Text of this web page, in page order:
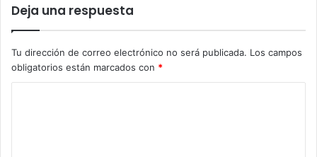
Deja una respuesta
Tu dirección de correo electrónico no será publicada. Los campos
obligatorios están marcados con *